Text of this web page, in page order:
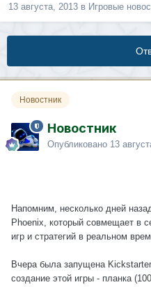
13 августа, 2013 в Игровые
Новостник
Новостник
Опубликовано 13
Напомним, несколько дней
Phoenix, который совмещает в
игр и стратегий в реальном
Вчера была запущена
создание этой игры - планка